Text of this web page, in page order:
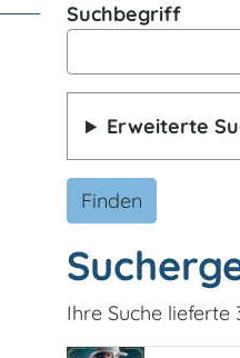
Suchbegriff
Erweiterte
Finden
Ihre Suche lieferte